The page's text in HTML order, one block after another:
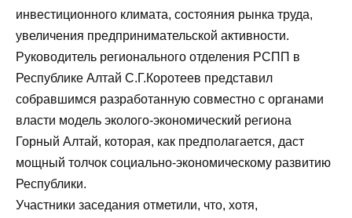
инвестиционного климата, состояния рынка труда,
увеличения предпринимательской активности.
Руководитель регионального отделения РСПП в
Республике Алтай С.Г.Коротеев представил
собравшимся разработанную совместно с органами
власти модель эколого-экономический региона
Горный Алтай, которая, как предполагается, даст
мощный толчок социально-экономическому развитию
Республики.
Участники заседания отметили, что, хотя,